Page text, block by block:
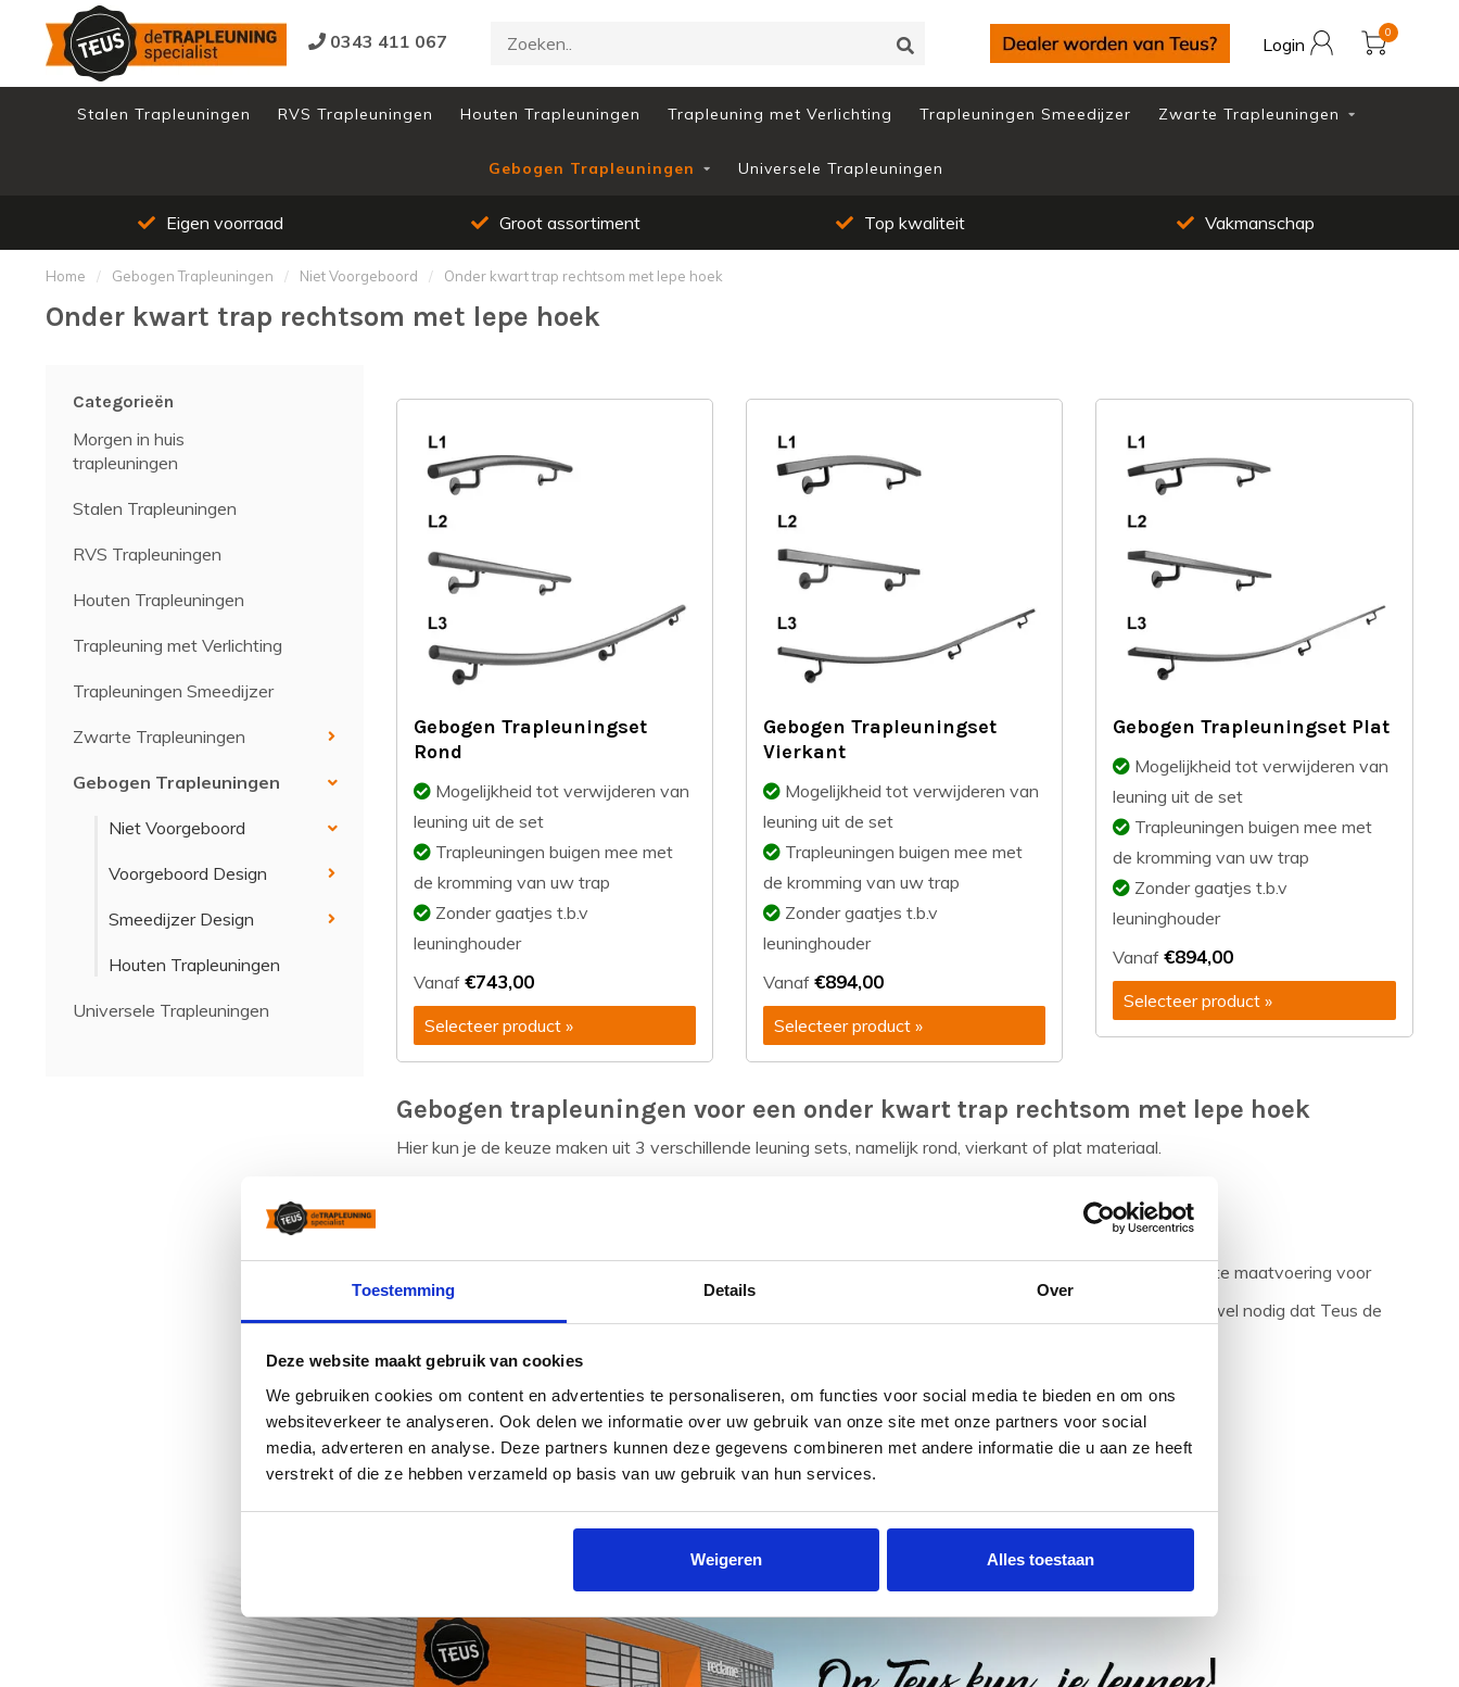
Toestemming Details Over
Deze website maakt gebruik van cookies
We gebruiken cookies om content en advertenties te personaliseren, om functies voor social media te bieden en om ons
websiteverkeer te analyseren. Ook delen we informatie over uw gebruik van onze site met onze partners voor social
media, adverteren en analyse. Deze partners kunnen deze gegevens combineren met andere informatie die u aan ze heeft
verstrekt of die ze hebben verzameld op basis van uw gebruik van hun services.
Weigeren Alles toestaan
0343 411 067 Login
0
Stalen Trapleuningen RVS Trapleuningen Houten Trapleuningen Trapleuning met Verlichting Trapleuningen Smeedijzer Zwarte Trapleuningen
Gebogen Trapleuningen Universele Trapleuningen
Groot assortiment Top kwaliteit Vakmanschap Eigen voorraad
Home / Gebogen Trapleuningen / Niet Voorgeboord / Onder kwart trap rechtsom met lepe hoek
Onder kwart trap rechtsom met lepe hoek
Categorieën
Morgen in huis
trapleuningen
Stalen Trapleuningen
RVS Trapleuningen
Houten Trapleuningen
Trapleuning met Verlichting
Trapleuningen Smeedijzer
Zwarte Trapleuningen
Gebogen Trapleuningen
Niet Voorgeboord
Voorgeboord Design
Smeedijzer Design
Houten Trapleuningen
Universele Trapleuningen
Gebogen Trapleuningset
Rond
Mogelijkheid tot verwijderen van
leuning uit de set
Trapleuningen buigen mee met
de kromming van uw trap
Zonder gaatjes t.b.v
leuninghouder
Vanaf €743,00
Selecteer product »
Gebogen Trapleuningset
Vierkant
Mogelijkheid tot verwijderen van
leuning uit de set
Trapleuningen buigen mee met
de kromming van uw trap
Zonder gaatjes t.b.v
leuninghouder
Vanaf €894,00
Selecteer product »
Gebogen Trapleuningset Plat
Mogelijkheid tot verwijderen van
leuning uit de set
Trapleuningen buigen mee met
de kromming van uw trap
Zonder gaatjes t.b.v
leuninghouder
Vanaf€894,00
Selecteer product »
Gebogen trapleuningen voor een onder kwart trap rechtsom met lepe hoek
Hier kun je de keuze maken uit 3 verschillende leuning sets, namelijk rond, vierkant of plat materiaal.
Doordat er een dubbel-kwart trap is gekozen weet Teus hoe de leuningen te buigen, hier is dus geen aparte maatvoering voor
nodig. Mocht er een smetplank, lambrisering of bestaande boutjes in/op de muur aanwezig zijn, dan is het wel nodig dat Teus de